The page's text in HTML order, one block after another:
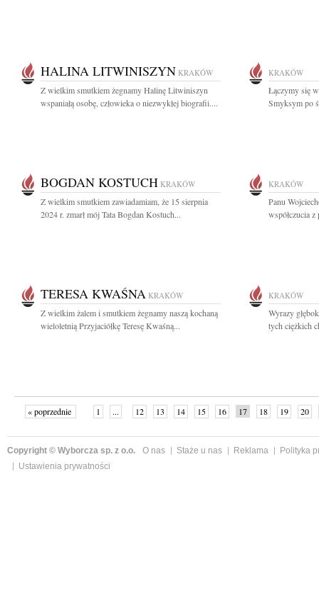
HALINA LITWINISZYN KRAKÓW
Z wielkim smutkiem żegnamy Halinę Litwiniszyn
wspaniałą osobę, człowieka o niezwykłej biografii....
KRAKÓW
Łączymy się
Smyksym po
BOGDAN KOSTUCH KRAKÓW
Z wielkim smutkiem zawiadamiam, że 15 sierpnia
2024 r. zmarł mój Tata Bogdan Kostuch...
KRAKÓW
Panu
współczucia
TERESA KWAŚNA KRAKÓW
Z wielkim żalem i smutkiem żegnamy naszą kochaną
wieloletnią Przyjaciółkę Teresę Kwaśną...
KRAKÓW
Wyrazy
tych ciężkich
« poprzednie 1 ... 12 13 14 15 16 17 18 19
20
Copyright © Wyborcza sp. z o.o. O nas Staże u nas Reklama
Polityka
Ustawienia prywatności